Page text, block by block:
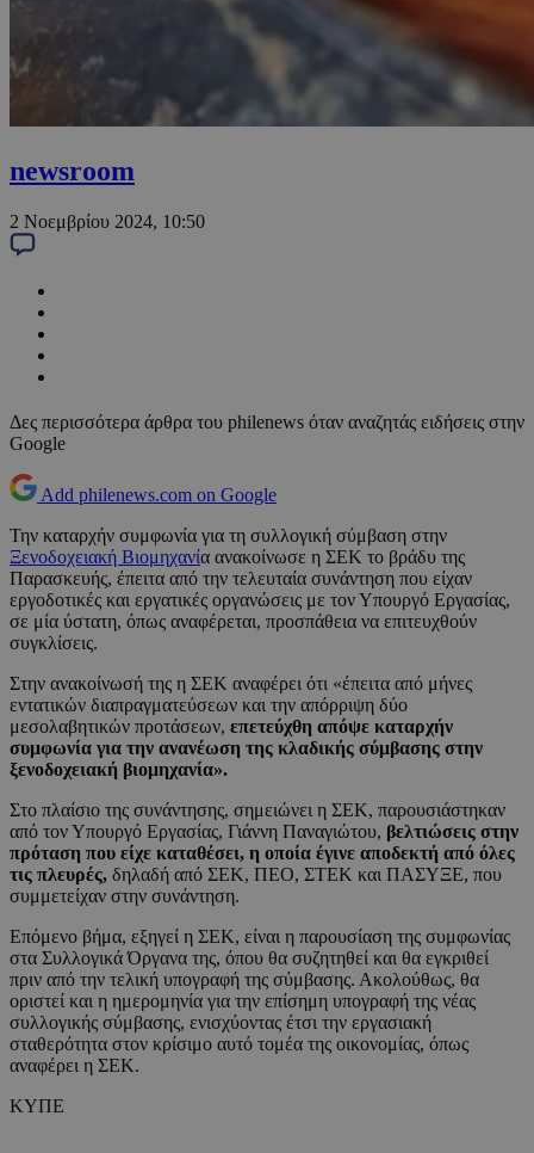
newsroom
2 Νοεμβρίου 2024, 10:50
Δες περισσότερα άρθρα του philenews όταν αναζητάς ειδήσεις στην
Google
Add philenews.com on Google
Την καταρχήν συμφωνία για τη συλλογική σύμβαση στην
Ξενοδοχειακή Βιομηχανία ανακοίνωσε η ΣΕΚ το βράδυ της
Παρασκευής, έπειτα από την τελευταία συνάντηση που είχαν
εργοδοτικές και εργατικές οργανώσεις με τον Υπουργό Εργασίας,
σε μία ύστατη, όπως αναφέρεται, προσπάθεια να επιτευχθούν
συγκλίσεις.
Στην ανακοίνωσή της η ΣΕΚ αναφέρει ότι «έπειτα από μήνες
εντατικών διαπραγματεύσεων και την απόρριψη δύο
μεσολαβητικών προτάσεων, επετεύχθη απόψε καταρχήν
συμφωνία για την ανανέωση της κλαδικής σύμβασης στην
ξενοδοχειακή βιομηχανία».
Στο πλαίσιο της συνάντησης, σημειώνει η ΣΕΚ, παρουσιάστηκαν
από τον Υπουργό Εργασίας, Γιάννη Παναγιώτου, βελτιώσεις στην
πρόταση που είχε καταθέσει, η οποία έγινε αποδεκτή από όλες
τις πλευρές, δηλαδή από ΣΕΚ, ΠΕΟ, ΣΤΕΚ και ΠΑΣΥΞΕ, που
συμμετείχαν στην συνάντηση.
Επόμενο βήμα, εξηγεί η ΣΕΚ, είναι η παρουσίαση της συμφωνίας
στα Συλλογικά Όργανα της, όπου θα συζητηθεί και θα εγκριθεί
πριν από την τελική υπογραφή της σύμβασης. Ακολούθως, θα
οριστεί και η ημερομηνία για την επίσημη υπογραφή της νέας
συλλογικής σύμβασης, ενισχύοντας έτσι την εργασιακή
σταθερότητα στον κρίσιμο αυτό τομέα της οικονομίας, όπως
αναφέρει η ΣΕΚ.
ΚΥΠΕ